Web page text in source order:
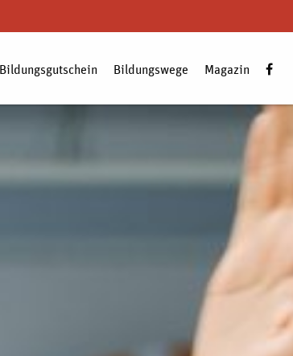
Bildungsgutschein Bildungswege Magazin